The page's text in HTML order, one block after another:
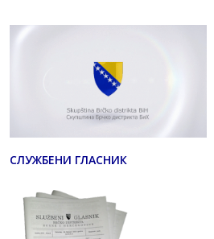
СЛУЖБЕНИ ГЛАСНИК